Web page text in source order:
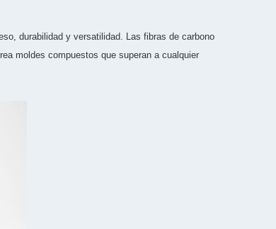
durabilidad y versatilidad. Las fibras de carbono
moldes compuestos que superan a cualquier